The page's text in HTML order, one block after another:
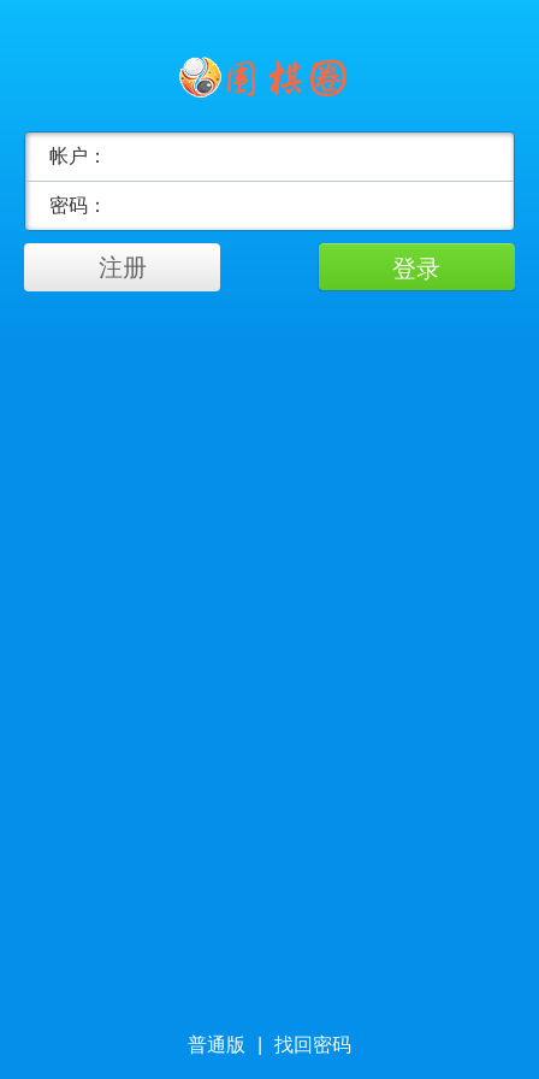
帐户：
密码：
普通版 找回密码